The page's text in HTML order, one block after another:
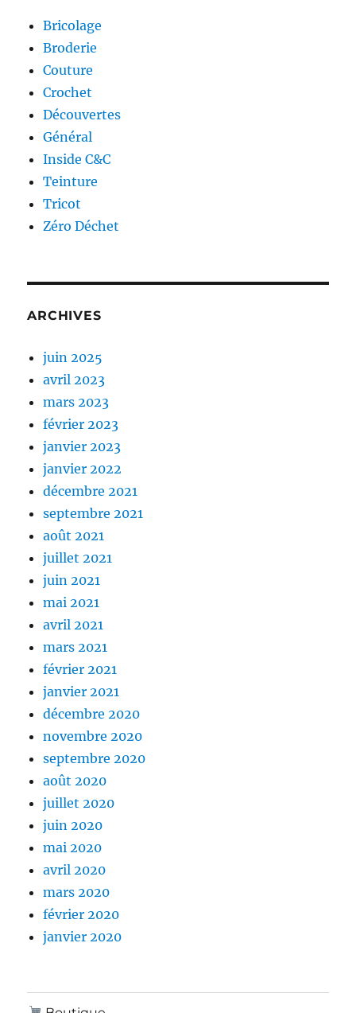
Bricolage
Broderie
Couture
Crochet
Découvertes
Général
Inside C&C
Teinture
Tricot
Zéro Déchet
ARCHIVES
juin 2025
avril 2023
mars 2023
février 2023
janvier 2023
janvier 2022
décembre 2021
septembre 2021
août 2021
juillet 2021
juin 2021
mai 2021
avril 2021
mars 2021
février 2021
janvier 2021
décembre 2020
novembre 2020
septembre 2020
août 2020
juillet 2020
juin 2020
mai 2020
avril 2020
mars 2020
février 2020
janvier 2020